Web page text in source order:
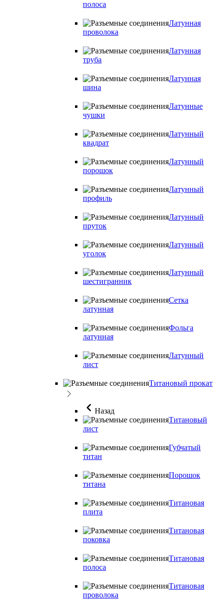
полоса
Латунная
проволока
Латунная
труба
Латунная
шина
Латунные
чушки
Латунный
квадрат
Латунный
порошок
Латунный
профиль
Латунный
пруток
Латунный
уголок
Латунный
шестигранник
Сетка
латунная
Фольга
латунная
Латунный
лист
Титановый прокат
Назад
Титановый
лист
Губчатый
титан
Порошок
титана
Титановая
плита
Титановая
поковка
Титановая
полоса
Титановая
проволока